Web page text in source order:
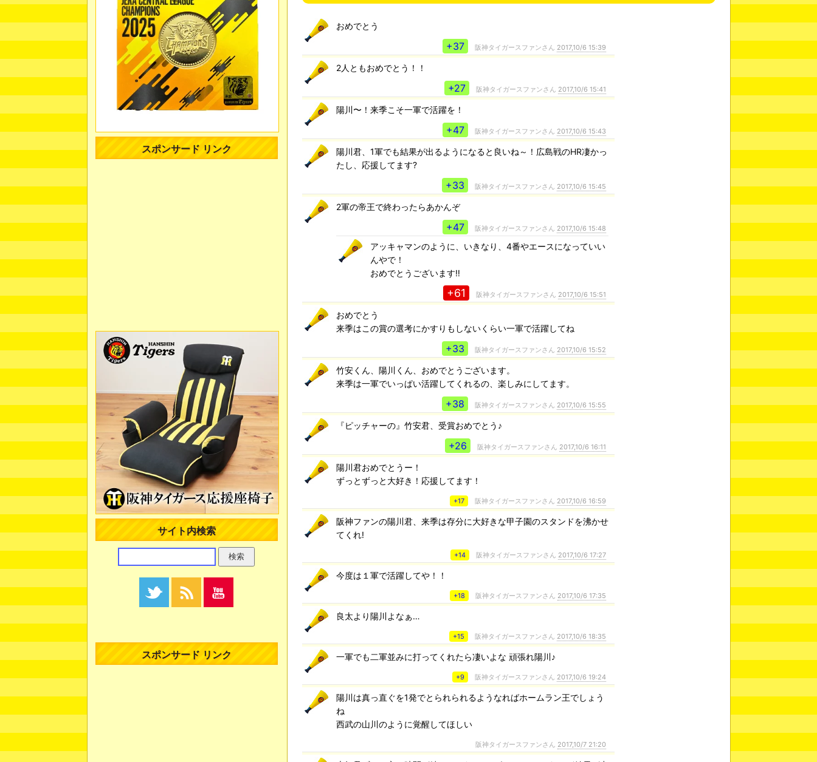
おめでとう
+37 阪神タイガースファンさん 2017,10/6 15:39
2人ともおめでとう！！
+27 阪神タイガースファンさん 2017,10/6 15:41
陽川〜！来季こそ一軍で活躍を！
+47 阪神タイガースファンさん 2017,10/6 15:43
陽川君、1軍でも結果が出るようになると良いね～！広島戦のHR凄かっ
たし、応援してます?
+33 阪神タイガースファンさん 2017,10/6 15:45
2軍の帝王で終わったらあかんぞ
+47 阪神タイガースファンさん 2017,10/6 15:48
アッキャマンのように、いきなり、4番やエースになっていい
んやで！
おめでとうございます‼️
+61 阪神タイガースファンさん 2017,10/6 15:51
おめでとう
来季はこの賞の選考にかすりもしないくらい一軍で活躍してね
+33 阪神タイガースファンさん 2017,10/6 15:52
竹安くん、陽川くん、おめでとうございます。
来季は一軍でいっぱい活躍してくれるの、楽しみにしてます。
+38 阪神タイガースファンさん 2017,10/6 15:55
『ピッチャーの』竹安君、受賞おめでとう♪
+26 阪神タイガースファンさん 2017,10/6 16:11
陽川君おめでとうー！
ずっとずっと大好き！応援してます！
+17 阪神タイガースファンさん 2017,10/6 16:59
阪神ファンの陽川君、来季は存分に大好きな甲子園のスタンドを沸かせ
てくれ!
+14 阪神タイガースファンさん 2017,10/6 17:27
今度は１軍で活躍してや！！
+18 阪神タイガースファンさん 2017,10/6 17:35
良太より陽川よなぁ…
+15 阪神タイガースファンさん 2017,10/6 18:35
一軍でも二軍並みに打ってくれたら凄いよな 頑張れ陽川♪
+9 阪神タイガースファンさん 2017,10/6 19:24
陽川は真っ直ぐを1発でとられられるようなればホームラン王でしょう
ね
西武の山川のように覚醒してほしい
阪神タイガースファンさん 2017,10/7 21:20
スポンサード リンク
サイト内検索
スポンサード リンク